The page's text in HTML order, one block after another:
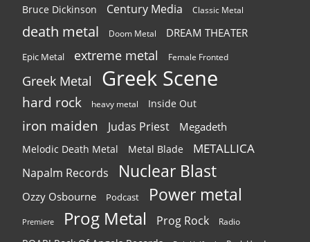
Bruce Dickinson Century Media Classic Metal
death metal Doom Metal DREAM THEATER
Epic Metal extreme metal Female Fronted
Greek Metal Greek Scene
hard rock heavy metal Inside Out
iron maiden Judas Priest Megadeth
Melodic Death Metal Metal Blade METALLICA
Napalm Records Nuclear Blast
Ozzy Osbourne Podcast Power metal
Premiere Prog Metal Prog Rock Radio